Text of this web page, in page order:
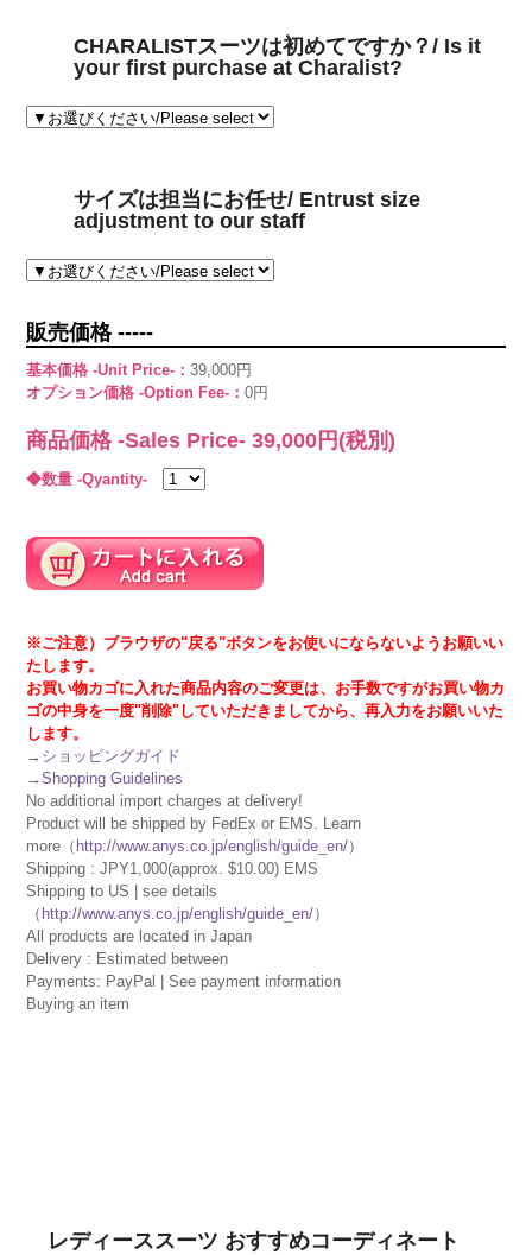
CHARALISTスーツは初めてですか？/ Is it
your first purchase at Charalist?
サイズは担当にお任せ/ Entrust size
adjustment to our staff
販売価格 -----
基本価格 -Unit Price-：39,000円
オプション価格 -Option Fee-：0円
商品価格 -Sales Price-39,000 円(税別)
◆数量 -Qyantity-
※ご注意）ブラウザの"戻る"ボタンをお使いにならないようお願いい
たします。
お買い物カゴに入れた商品内容のご変更は、お手数ですがお買い物カ
ゴの中身を一度"削除"していただきましてから、再入力をお願いいた
します。
→ ショッピングガイド
→Shopping Guidelines
No additional import charges at delivery!
Product will be shipped by FedEx or EMS. Learn
more（ http://www.anys.co.jp/english/guide_en/）
Shipping : JPY1,000(approx. $10.00) EMS
Shipping to US | see details
（ http://www.anys.co.jp/english/guide_en/）
All products are located in Japan
Delivery : Estimated between
Payments: PayPal | See payment information
Buying an item
レディーススーツ おすすめコーディネート